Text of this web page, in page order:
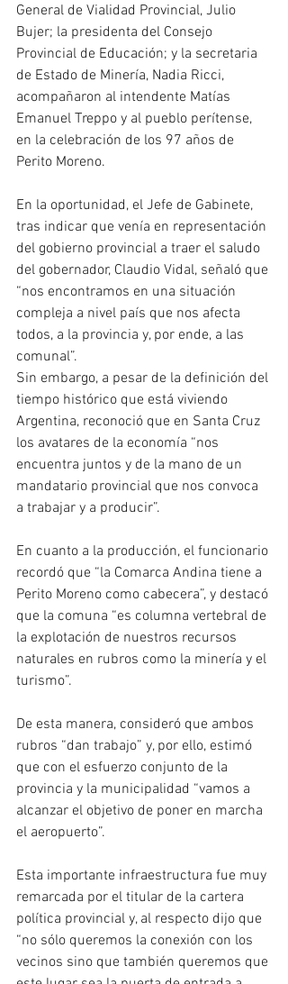
General de Vialidad Provincial, Julio
Bujer; la presidenta del Consejo
Provincial de Educación; y la secretaria
de Estado de Minería, Nadia Ricci,
acompañaron al intendente Matías
Emanuel Treppo y al pueblo perítense,
en la celebración de los 97 años de
Perito Moreno.
En la oportunidad, el Jefe de Gabinete,
tras indicar que venía en representación
del gobierno provincial a traer el saludo
del gobernador, Claudio Vidal, señaló que
“nos encontramos en una situación
compleja a nivel país que nos afecta
todos, a la provincia y, por ende, a las
comunal”.
Sin embargo, a pesar de la definición del
tiempo histórico que está viviendo
Argentina, reconoció que en Santa Cruz
los avatares de la economía “nos
encuentra juntos y de la mano de un
mandatario provincial que nos convoca
a trabajar y a producir”.
En cuanto a la producción, el funcionario
recordó que “la Comarca Andina tiene a
Perito Moreno como cabecera”, y destacó
que la comuna “es columna vertebral de
la explotación de nuestros recursos
naturales en rubros como la minería y el
turismo”.
De esta manera, consideró que ambos
rubros “dan trabajo” y, por ello, estimó
que con el esfuerzo conjunto de la
provincia y la municipalidad “vamos a
alcanzar el objetivo de poner en marcha
el aeropuerto”.
Esta importante infraestructura fue muy
remarcada por el titular de la cartera
política provincial y, al respecto dijo que
“no sólo queremos la conexión con los
vecinos sino que también queremos que